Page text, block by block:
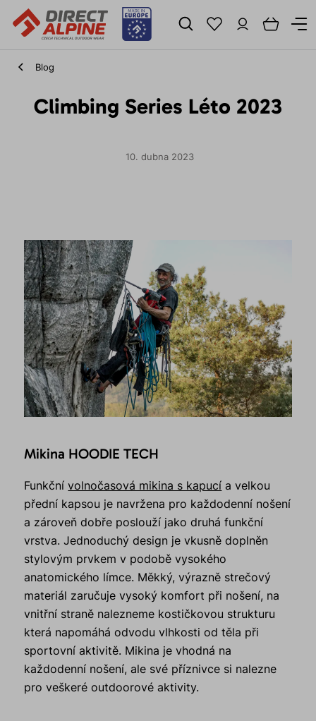
Blog
Climbing Series Léto 2023
10. dubna 2023
Mikina HOODIE TECH
Funkčnívolnočasová mikina s kapucí a velkou
přední kapsou je navržena pro každodenní nošení
a zároveň dobře poslouží jako druhá funkční
vrstva. Jednoduchý design je vkusně doplněn
stylovým prvkem v podobě vysokého
anatomického límce. Měkký, výrazně strečový
materiál zaručuje vysoký komfort při nošení, na
vnitřní straně nalezneme kostičkovou strukturu
která napomáhá odvodu vlhkosti od těla při
sportovní aktivitě. Mikina je vhodná na
každodenní nošení, ale své příznivce si nalezne
pro veškeré outdoorové aktivity.